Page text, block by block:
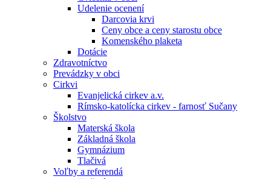
Udelenie ocenení
Darcovia krvi
Ceny obce a ceny starostu obce
Komenského plaketa
Dotácie
Zdravotníctvo
Prevádzky v obci
Cirkvi
Evanjelická cirkev a.v.
Rímsko-katolícka cirkev - farnosť Sučany
Školstvo
Materská škola
Základná škola
Gymnázium
Tlačivá
Voľby a referendá